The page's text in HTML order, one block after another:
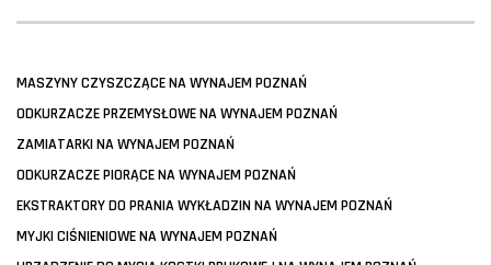
MASZYNY CZYSZCZĄCE NA WYNAJEM POZNAŃ
ODKURZACZE PRZEMYSŁOWE NA WYNAJEM POZNAŃ
ZAMIATARKI NA WYNAJEM POZNAŃ
ODKURZACZE PIORĄCE NA WYNAJEM POZNAŃ
EKSTRAKTORY DO PRANIA WYKŁADZIN NA WYNAJEM POZNAŃ
MYJKI CIŚNIENIOWE NA WYNAJEM POZNAŃ